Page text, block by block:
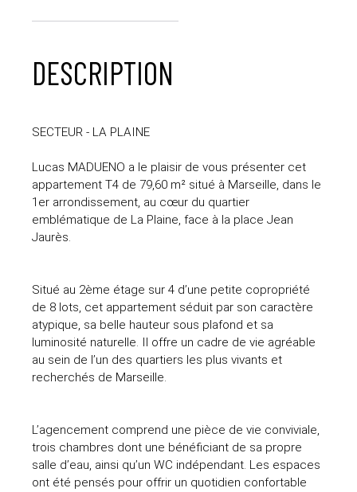
DESCRIPTION
SECTEUR - LA PLAINE
Lucas MADUENO a le plaisir de vous présenter cet
appartement T4 de 79,60 m² situé à Marseille, dans le
1er arrondissement, au cœur du quartier
emblématique de La Plaine, face à la place Jean
Jaurès.
Situé au 2ème étage sur 4 d’une petite copropriété
de 8 lots, cet appartement séduit par son caractère
atypique, sa belle hauteur sous plafond et sa
luminosité naturelle. Il offre un cadre de vie agréable
au sein de l’un des quartiers les plus vivants et
recherchés de Marseille.
L’agencement comprend une pièce de vie conviviale,
trois chambres dont une bénéficiant de sa propre
salle d’eau, ainsi qu’un WC indépendant. Les espaces
ont été pensés pour offrir un quotidien confortable